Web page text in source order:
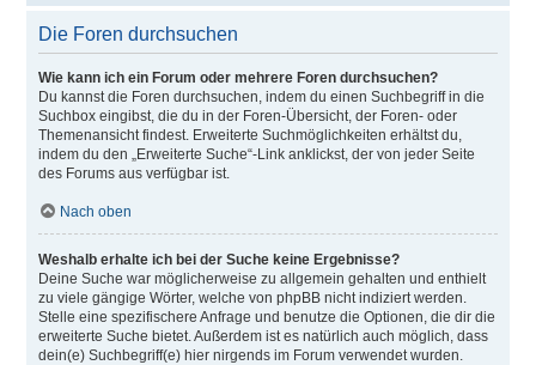
Die Foren durchsuchen
Wie kann ich ein Forum oder mehrere Foren durchsuchen?
Du kannst die Foren durchsuchen, indem du einen Suchbegriff in die
Suchbox eingibst, die du in der Foren-Übersicht, der Foren- oder
Themenansicht findest. Erweiterte Suchmöglichkeiten erhältst du,
indem du den „Erweiterte Suche“-Link anklickst, der von jeder Seite
des Forums aus verfügbar ist.
Nach oben
Weshalb erhalte ich bei der Suche keine Ergebnisse?
Deine Suche war möglicherweise zu allgemein gehalten und enthielt
zu viele gängige Wörter, welche von phpBB nicht indiziert werden.
Stelle eine spezifischere Anfrage und benutze die Optionen, die dir die
erweiterte Suche bietet. Außerdem ist es natürlich auch möglich, dass
dein(e) Suchbegriff(e) hier nirgends im Forum verwendet wurden.